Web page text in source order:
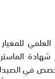
العلمي
في